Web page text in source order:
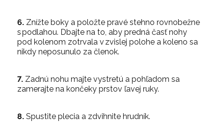
6. Znížte boky a položte pravé stehno rovnobežne
s podlahou. Dbajte na to, aby predná časť nohy
pod kolenom zotrvala v zvislej polohe a koleno sa
nikdy neposunulo za členok.
7. Zadnú nohu majte vystretú a pohľadom sa
zamerajte na končeky prstov ľavej ruky.
8. Spustite plecia a zdvihnite hrudník.